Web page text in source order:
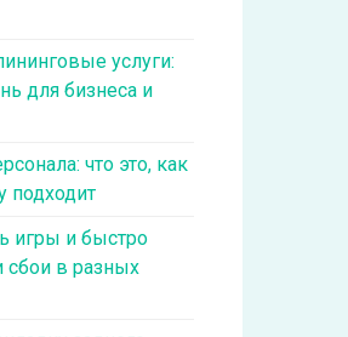
услуги:
для бизнеса и
что это, как
подходит
игры и быстро
сбои в разных